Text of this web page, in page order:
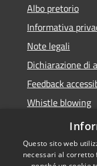
Albo pretorio
Informativa
Note legali
Dichiarazione di
Feedback
Whistle blowing
Titolare potere
Questo sito web
necessari al corretto